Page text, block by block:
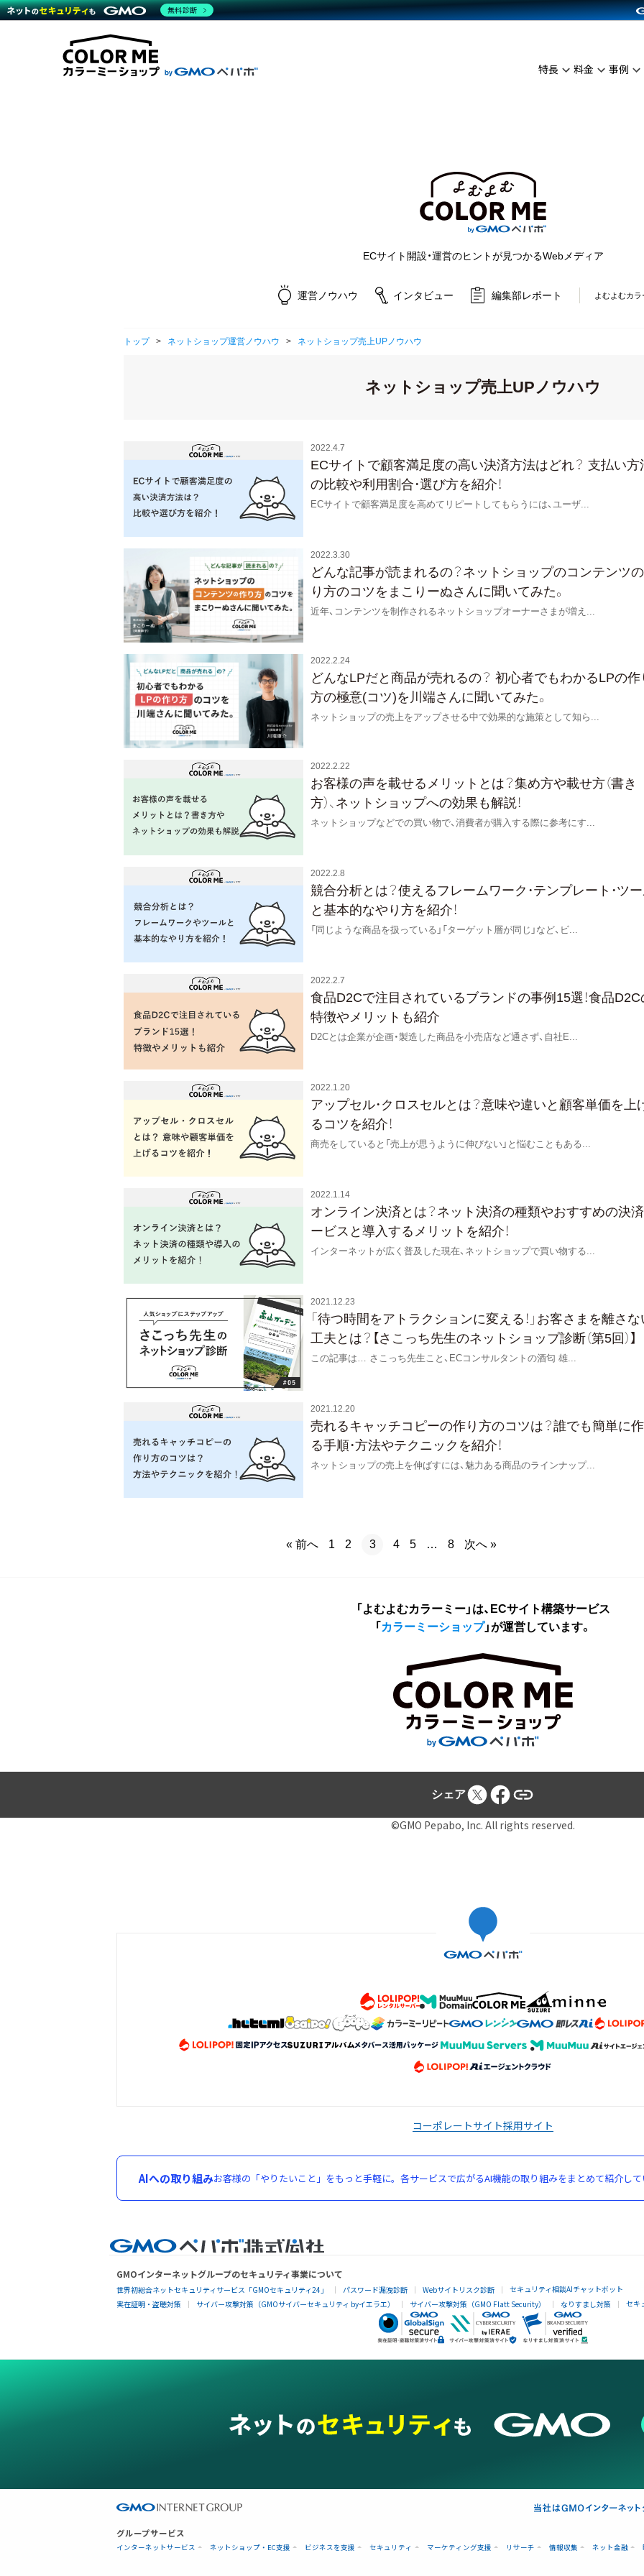
特長 料金 事例
商材一覧を見る
機能一覧を見る
料金
プラン・料金一覧を見る
料金シミュレーション
事例
運営サポート
サポート一覧を見る
ECサイト開設・運営のヒントが見つかるWebメディア
運営ノウハウ インタビュー 編集部レポート よむよむカラ
トップ > ネットショップ運営ノウハウ > ネットショップ売上UPノウハウ
ネットショップ売上UPノウハウ
2022.4.7
ECサイトで顧客満足度の高い決済方法はどれ？ 支払い方
の比較や利用割合・選び方を紹介！
ECサイトで顧客満足度を高めてリピートしてもらうには、ユーザ...
2022.3.30
どんな記事が読まれるの？ネットショップのコンテンツ
り方のコツをまこりーぬさんに聞いてみた。
近年、コンテンツを制作されるネットショップオーナーさまが増え ...
2022.2.24
どんなLPだと商品が売れるの？ 初心者でもわかるLPの作
方の極意(コツ)を川端さんに聞いてみた。
ネットショップの売上をアップさせる中で効果的な施策として知ら ...
2022.2.22
お客様の声を載せるメリットとは？集め方や載せ方（書き
方）、ネットショップへの効果も解説！
ネットショップなどでの買い物で、消費者が購入する際に参考にす...
2022.2.8
競合分析とは？使えるフレームワーク・テンプレート・ツ
と基本的なやり方を紹介！
「同じような商品を扱っている」「ターゲット層が同じ」など、ビ...
2022.2.7
食品D2Cで注目されているブランドの事例15選！食品D2C
特徴やメリットも紹介
D2Cとは企業が企画・製造した商品を小売店など通さず、自社E...
2022.1.20
アップセル・クロスセルとは？意味や違いと顧客単価を上
るコツを紹介！
商売をしていると「売上が思うように伸びない」と悩むこともある...
2022.1.14
オンライン決済とは？ネット決済の種類やおすすめの決
ービスと導入するメリットを紹介！
インターネットが広く普及した現在、ネットショップで買い物する...
2021.12.23
「待つ時間をアトラクションに変える！」お客さまを離さな
工夫とは？【さこっち先生のネットショップ診断（第5回）】
この記事は… さこっち先生こと、ECコンサルタントの酒匂 雄...
2021.12.20
売れるキャッチコピーの作り方のコツは？誰でも簡単に
る手順・方法やテクニックを紹介！
ネットショップの売上を伸ばすには、魅力ある商品のラインナップ...
« 前へ 1 2 3 4 5 … 8 次へ »
「よむよむカラーミー」は、ECサイト構築サービス
「 カラーミーショップ」が運営しています。
シェア
©GMO Pepabo, Inc. All rights reserved.
コーポレートサイト採用サイト
AIへの取り組みお客様の「やりたいこと」をもっと手軽に。各サービスで広がるAI機能の取り組みをまとめて紹介し
GMOインターネットグループのセキュリティ事業について
世界初総合ネットセキュリティサービス「GMOセキュリティ24」 パスワード漏洩診断 Webサイトリスク診断
セキュリティ相談AIチャットボット
実在証明・盗聴対策
サイバー攻撃対策（GMOサイバーセキュリティ byイエラエ） サイバー攻撃対策（GMO Flatt Security） なりすまし対策 セキ
グループサービス
インターネットサービス ネットショップ・EC支援 ビジネスを支援 セキュリティ マーケティング支援 リサーチ 情報収集 ネット金融
無料診断